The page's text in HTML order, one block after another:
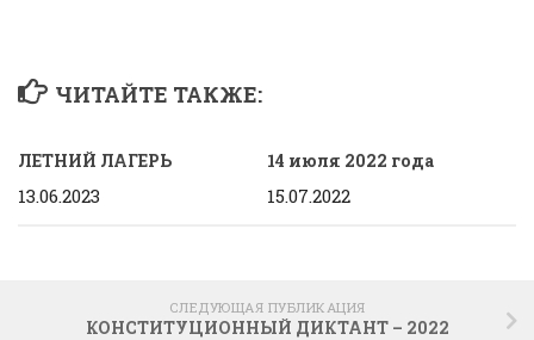
ЧИТАЙТЕ ТАКЖЕ:
ЛЕТНИЙ ЛАГЕРЬ
13.06.2023
14 июля 2022 года
15.07.2022
СЛЕДУЮЩАЯ ПУБЛИКАЦИЯ
КОНСТИТУЦИОННЫЙ ДИКТАНТ – 2022